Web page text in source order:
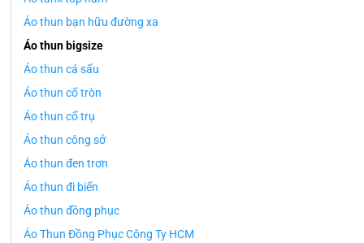
Áo thun bạn hữu đường xa
Áo thun bigsize
Áo thun cá sấu
Áo thun cổ tròn
Áo thun cổ trụ
Áo thun công sở
Áo thun đen trơn
Áo thun đi biển
Áo thun đồng phục
Áo Thun Đồng Phục Công Ty HCM